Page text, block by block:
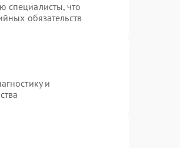
специалисты, что
обязательств
и